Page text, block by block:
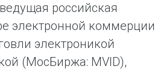
российская
электронной коммерции
электроникой
(МосБиржа: MVID),